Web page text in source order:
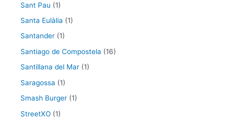
Sant Pau (1)
Santa Eulàlia (1)
Santander (1)
Santiago de Compostela (16)
Santillana del Mar (1)
Saragossa (1)
Smash Burger (1)
StreetXO (1)